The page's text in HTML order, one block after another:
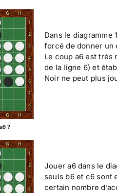
?
Dans le diagramme
forcé de donner un
Le coup a6 est très
de la ligne 6) et
Noir ne peut plus
Jouer a6 dans le
seuls b6 et c6 sont
certain nombre